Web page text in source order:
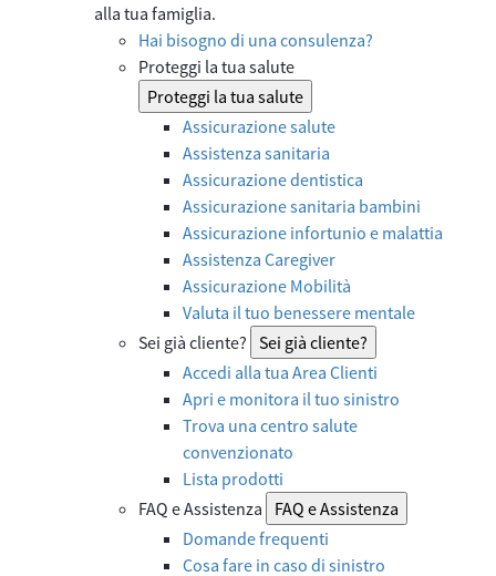
alla tua famiglia.
Hai bisogno di una consulenza?
Proteggi la tua salute
Proteggi la tua salute
Assicurazione salute
Assistenza sanitaria
Assicurazione dentistica
Assicurazione sanitaria bambini
Assicurazione infortunio e malattia
Assistenza Caregiver
Assicurazione Mobilità
Valuta il tuo benessere mentale
Sei già cliente? Sei già cliente?
Accedi alla tua Area Clienti
Apri e monitora il tuo sinistro
Trova una centro salute
convenzionato
Lista prodotti
FAQ e Assistenza
FAQ e Assistenza
Domande frequenti
Cosa fare in caso di sinistro